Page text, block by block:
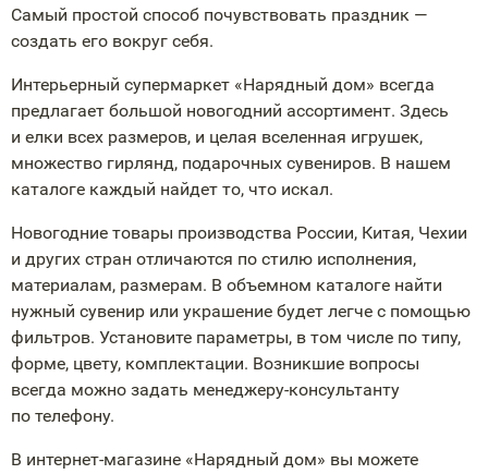
Самый простой способ почувствовать праздник —
создать его вокруг себя.
Интерьерный супермаркет «Нарядный дом» всегда
предлагает большой новогодний ассортимент. Здесь
и елки всех размеров, и целая вселенная игрушек,
множество гирлянд, подарочных сувениров. В нашем
каталоге каждый найдет то, что искал.
Новогодние товары производства России, Китая, Чехии
и других стран отличаются по стилю исполнения,
материалам, размерам. В объемном каталоге найти
нужный сувенир или украшение будет легче с помощью
фильтров. Установите параметры, в том числе по типу,
форме, цвету, комплектации. Возникшие вопросы
всегда можно задать менеджеру-консультанту
по телефону.
В интернет-магазине «Нарядный дом» вы можете